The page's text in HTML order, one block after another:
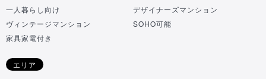
一人暮らし向け
デザイナーズマンション
ヴィンテージマンション
SOHO可能
家具家電付き
エリア